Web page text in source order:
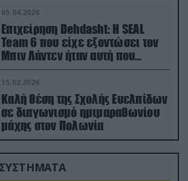
05.04.2026
Επιχείρηση Dehdasht: Η SEAL
Team 6 που είχε εξοντώσει τον
Μπιν Λάντεν ήταν αυτή που
διέσωσε τον πιλότο του F-15
15.02.2026
Καλή θέση της Σχολής Ευελπίδων
σε διαγωνισμό ημιμαραθωνίου
μάχης στον Πολωνία